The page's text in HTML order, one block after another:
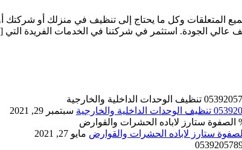
المتعلقات وكل ما يحتاج إلى تنظيف في منزلك أو
عالي الجودة. استثمر في شركتنا في الخدمات الفريدة
سبتمبر 29, 2021
مايو 27, 2021